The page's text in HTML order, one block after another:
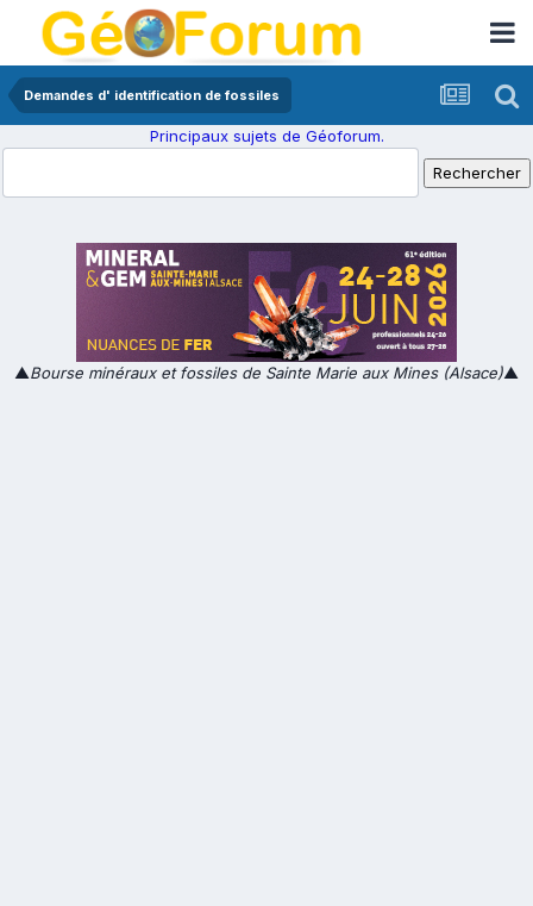
Demandes d' identification de fossiles
Principaux sujets de Géoforum.
▲Bourse minéraux et fossiles de Sainte Marie aux Mines (Alsace)▲